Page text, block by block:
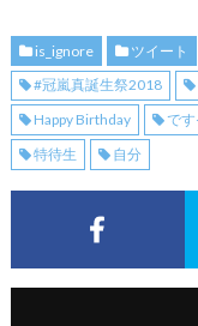
is_ignore
ツイート
#冠嵐真誕生祭2018
Happy Birthday
で
特待生
自分